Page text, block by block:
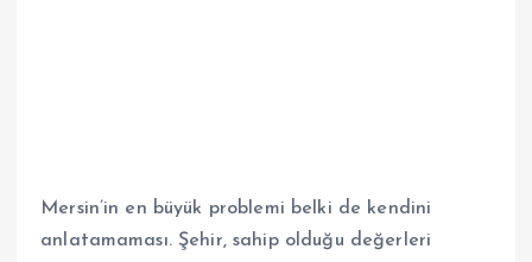
Mersin’in en büyük problemi belki de kendini
anlatamaması. Şehir, sahip olduğu değerleri